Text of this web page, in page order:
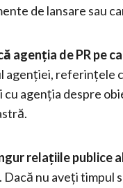
de lansare sau
agenția de PR pe
referințele
agenția despre
relațiile publice
nu aveți timpul